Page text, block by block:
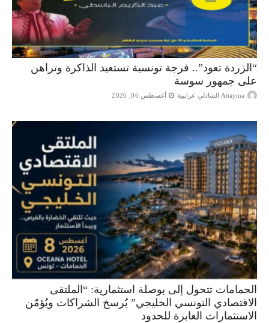
“الزردة تعود”.. فرجة تونسية تستعيد الذاكرة وتراهن
على جمهور سوسة
Attayma الشاذلي عرايبية أغسطس 06, 2026
الحمامات تتحول إلى بوصلة استثمارية: “الملتقى
الاقتصادي التونسي الخليجي” يُرسخ الشراكات ويُؤمّن
الاستثمارات العابرة للحدود